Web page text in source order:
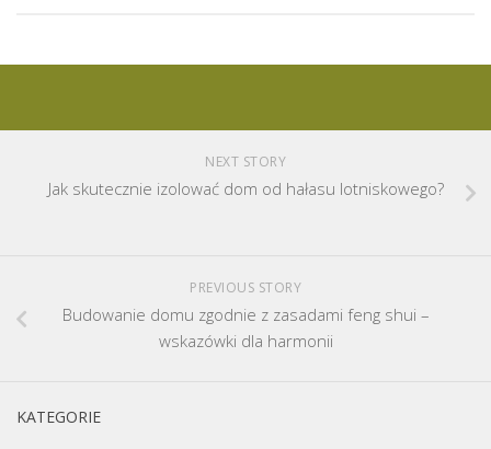
NEXT STORY
Jak skutecznie izolować dom od hałasu lotniskowego?
PREVIOUS STORY
Budowanie domu zgodnie z zasadami feng shui –
wskazówki dla harmonii
KATEGORIE